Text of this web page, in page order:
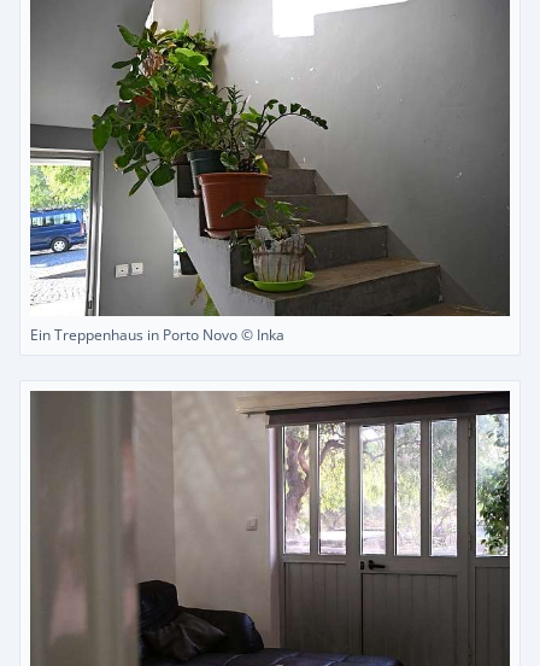
Ein Treppenhaus in Porto Novo © Inka